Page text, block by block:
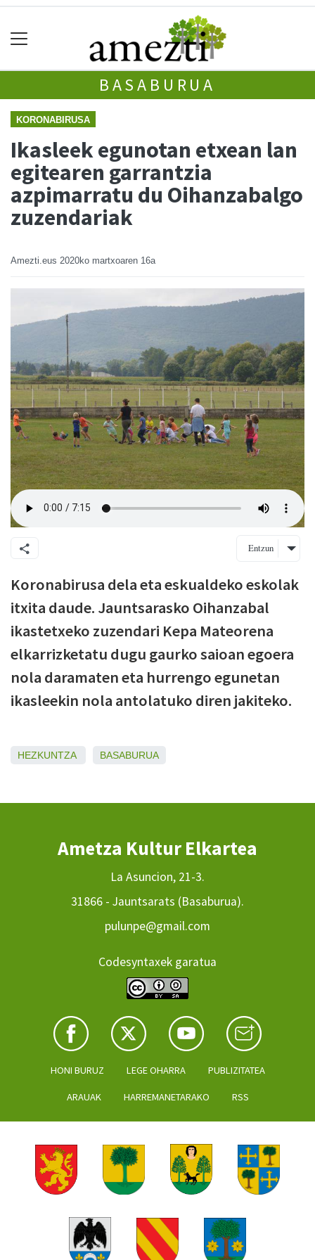
BASABURUA
KORONABIRUSA
Ikasleek egunotan etxean lan
egitearen garrantzia
azpimarratu du Oihanzabalgo
zuzendariak
Amezti.eus 2020ko martxoaren 16a
Entzun
Koronabirusa dela eta eskualdeko eskolak
itxita daude. Jauntsarasko Oihanzabal
ikastetxeko zuzendari Kepa Mateorena
elkarrizketatu dugu gaurko saioan egoera
nola daramaten eta hurrengo egunetan
ikasleekin nola antolatuko diren jakiteko.
HEZKUNTZA BASABURUA
Ametza Kultur Elkartea
La Asuncion, 21-3.
31866 - Jauntsarats (Basaburua).
pulunpe@gmail.com
Codesyntaxek garatua
HONI BURUZ LEGE OHARRA PUBLIZITATEA
ARAUAK HARREMANETARAKO RSS